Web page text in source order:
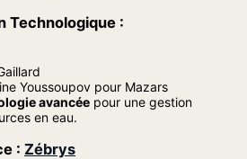
Technologique :
Youssoupov pour Mazars
avancée pour une gestion
en eau.
: Zébrys